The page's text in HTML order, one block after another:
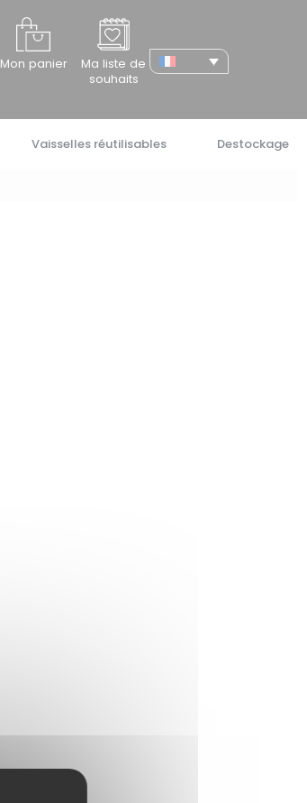
Mon panier
Ma liste de
souhaits
Vaisselles réutilisables Destockage